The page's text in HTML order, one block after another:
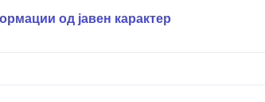
од јавен карактер